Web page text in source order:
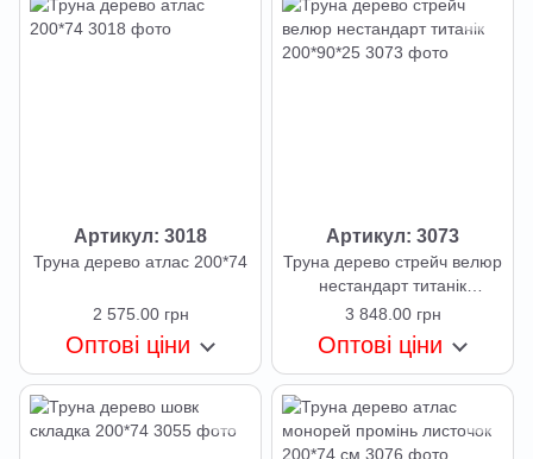
Артикул: 3018
Труна дерево атлас 200*74
2 575.00 грн
Оптові ціни
Артикул: 3073
Труна дерево стрейч велюр
нестандарт титанік
200*90*25
3 848.00 грн
Оптові ціни